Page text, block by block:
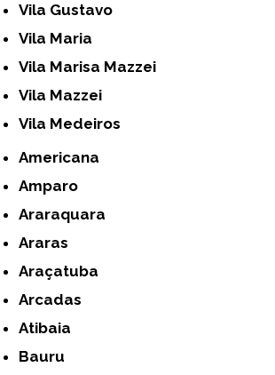
Vila Gustavo
Vila Maria
Vila Marisa Mazzei
Vila Mazzei
Vila Medeiros
Americana
Amparo
Araraquara
Araras
Araçatuba
Arcadas
Atibaia
Bauru